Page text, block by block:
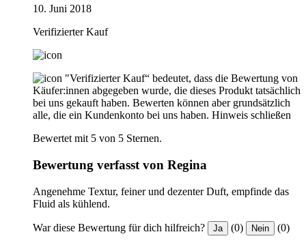
10. Juni 2018
Verifizierter Kauf
"Verifizierter Kauf“ bedeutet, dass die Bewertung von
Käufer:innen abgegeben wurde, die dieses Produkt tatsächlich
bei uns gekauft haben. Bewerten können aber grundsätzlich
alle, die ein Kundenkonto bei uns haben. Hinweis schließen
Bewertet mit 5 von 5 Sternen.
Bewertung verfasst von Regina
Angenehme Textur, feiner und dezenter Duft, empfinde das
Fluid als kühlend.
War diese Bewertung für dich hilfreich? Ja (0) Nein (0)